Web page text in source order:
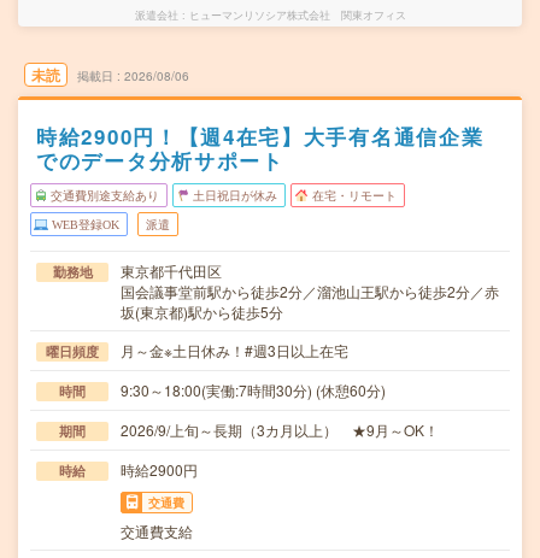
派遣会社 ヒューマンリソシア株式会社 関東オフィス
未読 掲載日 2026/08/06
時給2900円！【週4在宅】大手有名通信企業
でのデータ分析サポート
交通費別途支給あり 土日祝日が休み 在宅・リモート
WEB登録OK 派遣
勤務地
東京都千代田区
国会議事堂前駅から徒歩2分／溜池山王駅から徒歩2分／赤
坂(東京都)駅から徒歩5分
曜日頻度 月～金※土日休み！#週3日以上在宅
時間 9:30～18:00(実働:7時間30分) (休憩60分)
期間 2026/9/上旬～長期（3カ月以上） ★9月～OK！
時給 時給2900円
交通費
交通費支給